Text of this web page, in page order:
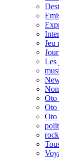
Jeu
Les
Oto
Oto
Oto